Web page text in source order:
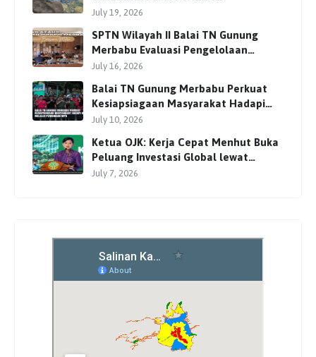
Pengamanan Jalur Pendakian
July 19, 2026
SPTN Wilayah II Balai TN Gunung
Merbabu Evaluasi Pengelolaan
Wisata Pendakian Bersama Mitra
July 16, 2026
Balai TN Gunung Merbabu Perkuat
Kesiapsiagaan Masyarakat Hadapi
Karhutla Melalui Pembinaan MPA
July 10, 2026
Ketua OJK: Kerja Cepat Menhut Buka
Peluang Investasi Global lewat
Perdagangan Karbon
July 7, 2026